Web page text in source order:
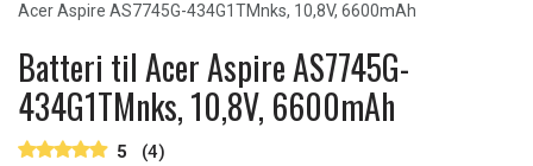
2
Acer Aspire AS7745G-434G1TMnks, 10,8V, 6600mAh
Batteri til Acer Aspire AS7745G-
434G1TMnks, 10,8V, 6600mAh
5 (4)